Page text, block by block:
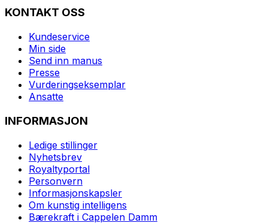
KONTAKT OSS
Kundeservice
Min side
Send inn manus
Presse
Vurderingseksemplar
Ansatte
INFORMASJON
Ledige stillinger
Nyhetsbrev
Royaltyportal
Personvern
Informasjonskapsler
Om kunstig intelligens
Bærekraft i Cappelen Damm